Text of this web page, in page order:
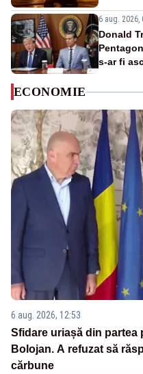
6 aug. 2026,
Donald
s-ar fi
ECONOMIE
6 aug. 2026, 12:53
Sfidare uriașă din partea
Bolojan. A refuzat să
cărbune